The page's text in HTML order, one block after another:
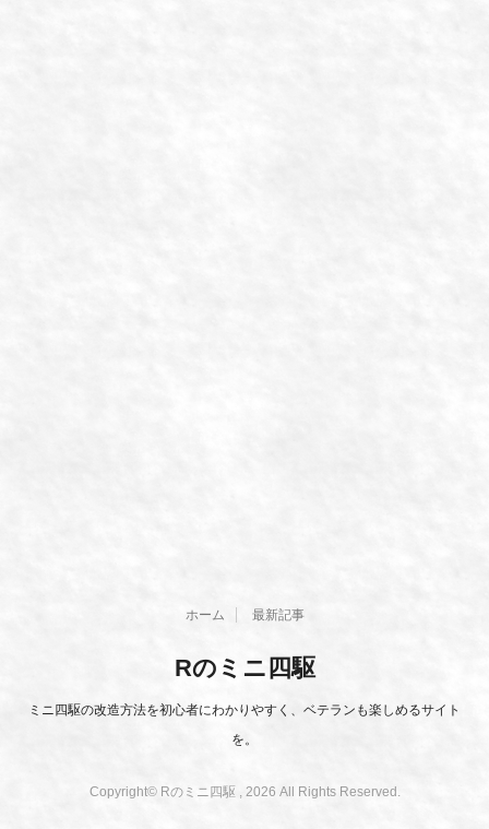
ホーム 最新記事
Rのミニ四駆
ミニ四駆の改造方法を初心者にわかりやすく、ベテランも楽しめるサイト
を。
Copyright© Rのミニ四駆 , 2026 All Rights Reserved.